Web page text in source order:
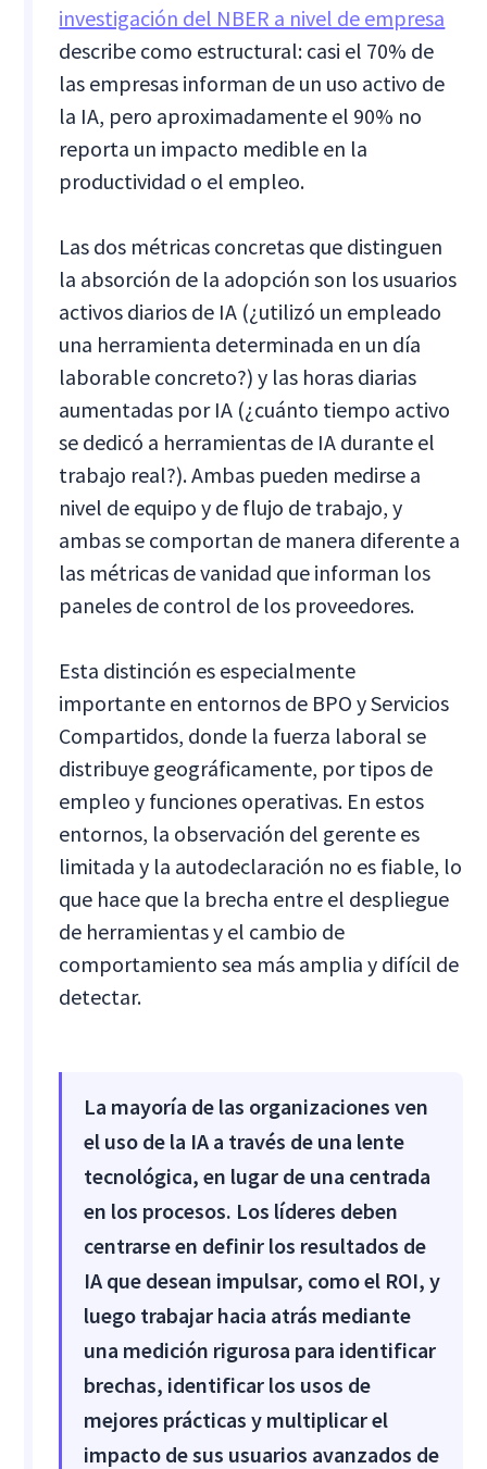
investigación del NBER a nivel de empresa
describe como estructural: casi el 70% de
las empresas informan de un uso activo de
la IA, pero aproximadamente el 90% no
reporta un impacto medible en la
productividad o el empleo.
Las dos métricas concretas que distinguen
la absorción de la adopción son los usuarios
activos diarios de IA (¿utilizó un empleado
una herramienta determinada en un día
laborable concreto?) y las horas diarias
aumentadas por IA (¿cuánto tiempo activo
se dedicó a herramientas de IA durante el
trabajo real?). Ambas pueden medirse a
nivel de equipo y de flujo de trabajo, y
ambas se comportan de manera diferente a
las métricas de vanidad que informan los
paneles de control de los proveedores.
Esta distinción es especialmente
importante en entornos de BPO y Servicios
Compartidos, donde la fuerza laboral se
distribuye geográficamente, por tipos de
empleo y funciones operativas. En estos
entornos, la observación del gerente es
limitada y la autodeclaración no es fiable, lo
que hace que la brecha entre el despliegue
de herramientas y el cambio de
comportamiento sea más amplia y difícil de
detectar.
La mayoría de las organizaciones ven
el uso de la IA a través de una lente
tecnológica, en lugar de una centrada
en los procesos. Los líderes deben
centrarse en definir los resultados de
IA que desean impulsar, como el ROI, y
luego trabajar hacia atrás mediante
una medición rigurosa para identificar
brechas, identificar los usos de
mejores prácticas y multiplicar el
impacto de sus usuarios avanzados de